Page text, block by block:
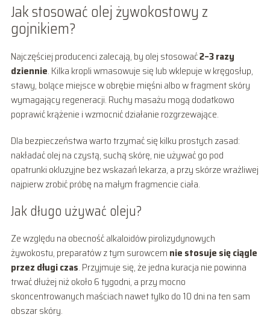
Jak stosować olej żywokostowy z
gojnikiem?
Najczęściej producenci zalecają, by olej stosować2–3 razy
dziennie. Kilka kropli wmasowuje się lub wklepuje w kręgosłup,
stawy, bolące miejsce w obrębie mięśni albo w fragment skóry
wymagający regeneracji. Ruchy masażu mogą dodatkowo
poprawić krążenie i wzmocnić działanie rozgrzewające.
Dla bezpieczeństwa warto trzymać się kilku prostych zasad:
nakładać olej na czystą, suchą skórę, nie używać go pod
opatrunki okluzyjne bez wskazań lekarza, a przy skórze wrażliwej
najpierw zrobić próbę na małym fragmencie ciała.
Jak długo używać oleju?
Ze względu na obecność alkaloidów pirolizydynowych
żywokostu, preparatów z tym surowcem nie stosuje się ciągle
przez długi czas. Przyjmuje się, że jedna kuracja nie powinna
trwać dłużej niż około 6 tygodni, a przy mocno
skoncentrowanych maściach nawet tylko do 10 dni na ten sam
obszar skóry.